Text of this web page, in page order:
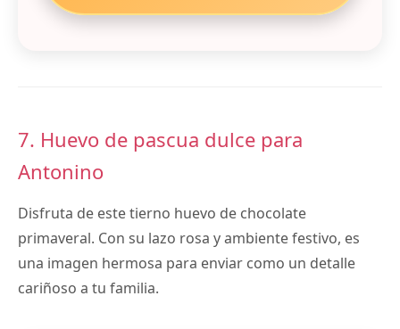
7. Huevo de pascua dulce para
Antonino
Disfruta de este tierno huevo de chocolate
primaveral. Con su lazo rosa y ambiente festivo, es
una imagen hermosa para enviar como un detalle
cariñoso a tu familia.